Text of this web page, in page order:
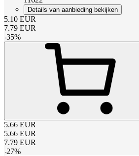
Details van aanbieding bekijken
5.10 EUR
7.79 EUR
-35%
5.66 EUR
5.66 EUR
7.79 EUR
-27%